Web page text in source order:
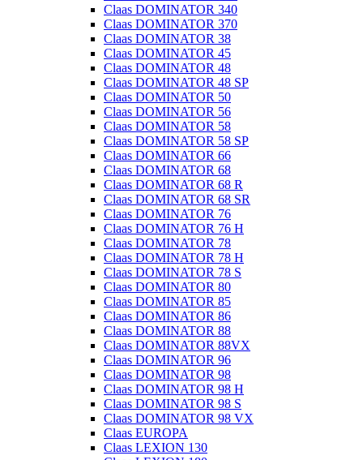
Claas DOMINATOR 340
Claas DOMINATOR 370
Claas DOMINATOR 38
Claas DOMINATOR 45
Claas DOMINATOR 48
Claas DOMINATOR 48 SP
Claas DOMINATOR 50
Claas DOMINATOR 56
Claas DOMINATOR 58
Claas DOMINATOR 58 SP
Claas DOMINATOR 66
Claas DOMINATOR 68
Claas DOMINATOR 68 R
Claas DOMINATOR 68 SR
Claas DOMINATOR 76
Claas DOMINATOR 76 H
Claas DOMINATOR 78
Claas DOMINATOR 78 H
Claas DOMINATOR 78 S
Claas DOMINATOR 80
Claas DOMINATOR 85
Claas DOMINATOR 86
Claas DOMINATOR 88
Claas DOMINATOR 88VX
Claas DOMINATOR 96
Claas DOMINATOR 98
Claas DOMINATOR 98 H
Claas DOMINATOR 98 S
Claas DOMINATOR 98 VX
Claas EUROPA
Claas LEXION 130